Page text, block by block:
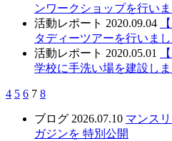
ンワークショップを行い
活動レポート 2020.09.04
タディーツアーを行いま
活動レポート 2020.05.01
学校に手洗い場を建設し
4 5 6 7 8
ブログ 2026.07.10 マンス
ガジンを 特別公開